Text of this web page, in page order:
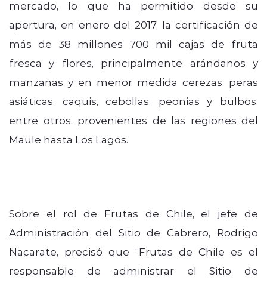
mercado, lo que ha permitido desde su
apertura, en enero del 2017, la certificación de
más de 38 millones 700 mil cajas de fruta
fresca y flores, principalmente arándanos y
manzanas y en menor medida cerezas, peras
asiáticas, caquis, cebollas, peonias y bulbos,
entre otros, provenientes de las regiones del
Maule hasta Los Lagos.
Sobre el rol de Frutas de Chile, el jefe de
Administración del Sitio de Cabrero, Rodrigo
Nacarate, precisó que “Frutas de Chile es el
responsable de administrar el Sitio de